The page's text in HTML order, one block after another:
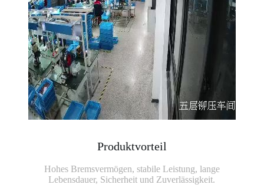
Produktvorteil
Hohes Bremsvermögen, stabile Leistung, lange
Lebensdauer, Sicherheit und Zuverlässigkeit.